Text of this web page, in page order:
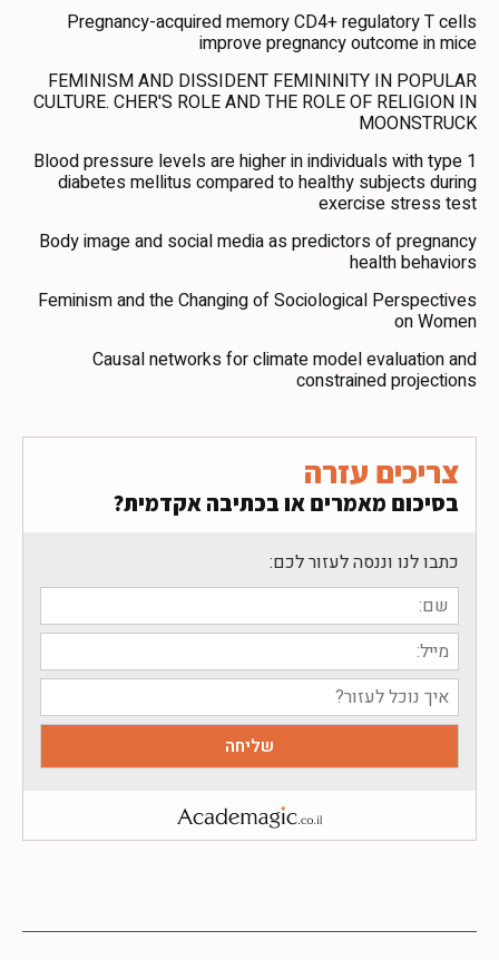
Pregnancy-acquired memory CD4+ regulatory T cells
improve pregnancy outcome in mice
FEMINISM AND DISSIDENT FEMININITY IN POPULAR
CULTURE. CHER'S ROLE AND THE ROLE OF RELIGION IN
MOONSTRUCK
Blood pressure levels are higher in individuals with type 1
diabetes mellitus compared to healthy subjects during
exercise stress test
Body image and social media as predictors of pregnancy
health behaviors
Feminism and the Changing of Sociological Perspectives
on Women
Causal networks for climate model evaluation and
constrained projections
צריכים עזרה
בסיכום מאמרים או בכתיבה אקדמית?
כתבו לנו וננסה לעזור לכם: